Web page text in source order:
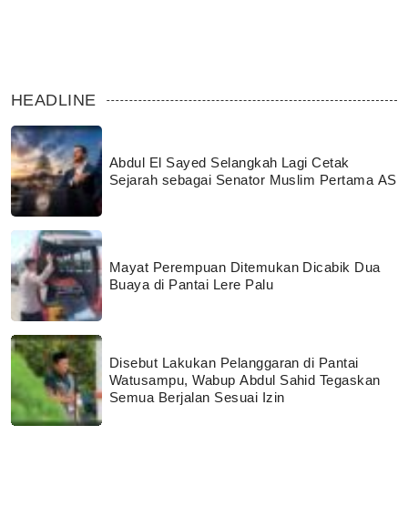
HEADLINE
Abdul El Sayed Selangkah Lagi Cetak
Sejarah sebagai Senator Muslim Pertama AS
Mayat Perempuan Ditemukan Dicabik Dua
Buaya di Pantai Lere Palu
Disebut Lakukan Pelanggaran di Pantai
Watusampu, Wabup Abdul Sahid Tegaskan
Semua Berjalan Sesuai Izin